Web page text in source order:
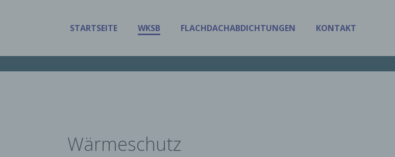
STARTSEITE WKSB FLACHDACHABDICHTUNGEN KONTAKT
Wärmeschutz